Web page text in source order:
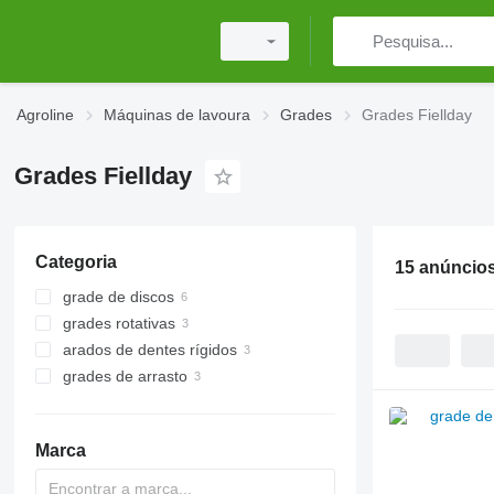
Agroline Máquinas de lavoura Grades Grades Fiellday
Grades Fiellday
Categoria
grade de discos
grades rotativas
arados de dentes rígidos
grades de arrasto
Marca
15